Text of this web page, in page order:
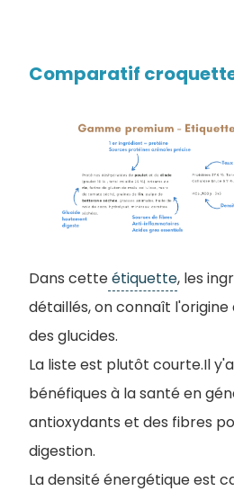
Comparatif
Dans cetteétiquette, les
détaillés, on connaît
des glucides.
La liste est plutôt courte.Il
bénéfiques à la santé en
antioxydants et des fibres
digestion.
La densité énergétique est